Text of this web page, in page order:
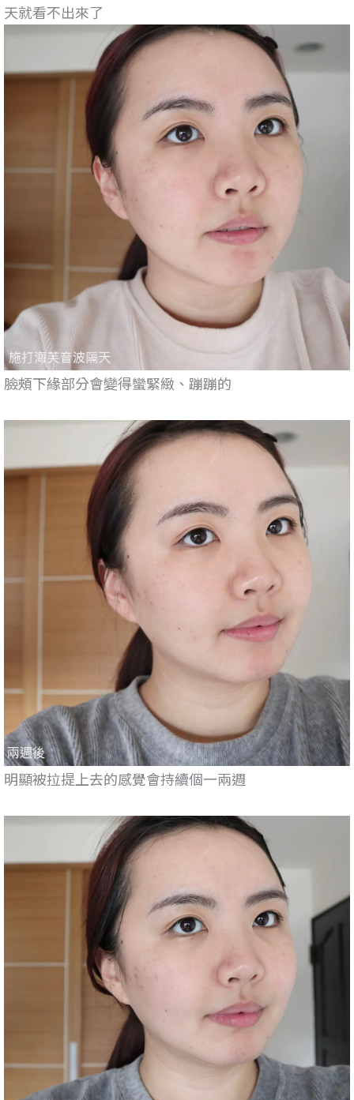
天就看不出來了
臉頰下緣部分會變得蠻緊緻、蹦蹦的
明顯被拉提上去的感覺會持續個一兩週